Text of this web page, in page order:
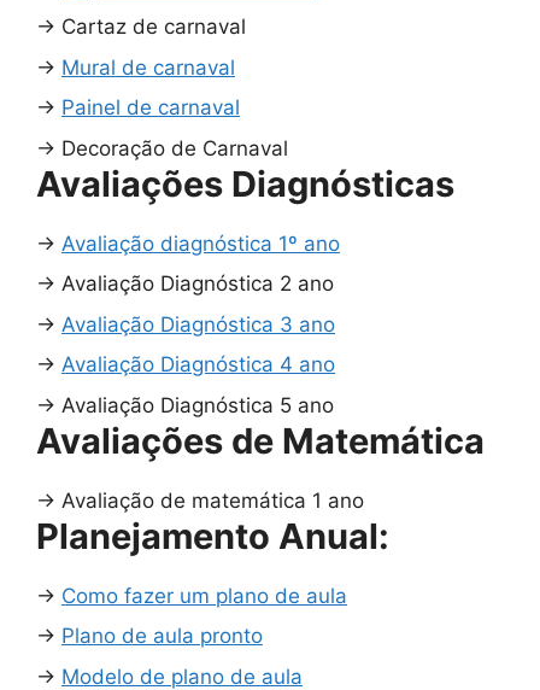
→ Cartaz de carnaval
→ Mural de carnaval
→ Painel de carnaval
→ Decoração de Carnaval
Avaliações Diagnósticas
→ Avaliação diagnóstica 1º ano
→ Avaliação Diagnóstica 2 ano
→ Avaliação Diagnóstica 3 ano
→ Avaliação Diagnóstica 4 ano
→ Avaliação Diagnóstica 5 ano
Avaliações de Matemática
→ Avaliação de matemática 1 ano
Planejamento Anual:
→ Como fazer um plano de aula
→ Plano de aula pronto
→ Modelo de plano de aula